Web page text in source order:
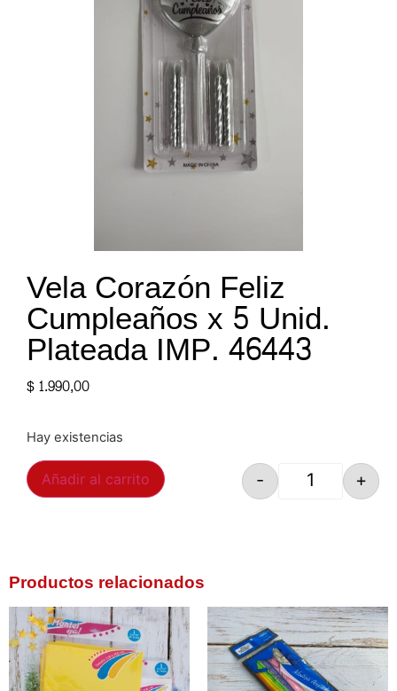
Vela Corazón Feliz
Cumpleaños x 5 Unid.
Plateada IMP. 46443
$1.990,00
Hay existencias
- +
Añadir al carrito
Productos relacionados